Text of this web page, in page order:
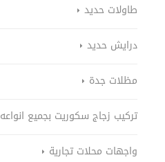
طاولات حديد
درايش حديد
مظلات جدة
تركيب زجاج سكوريت بجميع انواعه
واجهات محلات تجارية